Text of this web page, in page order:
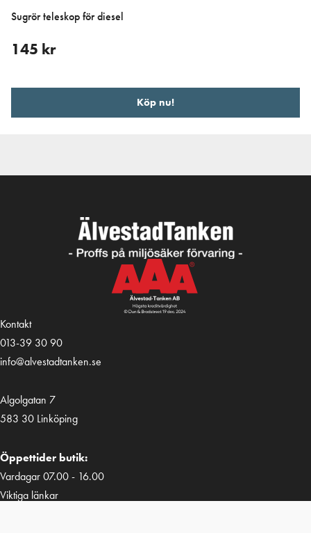
Sugrör teleskop för diesel
145 kr
Köp nu!
Kontakt
013-39 30 90
info@alvestadtanken.se
Algolgatan 7
583 30 Linköping
Öppettider butik:
Vardagar 07.00 - 16.00
Viktiga länkar